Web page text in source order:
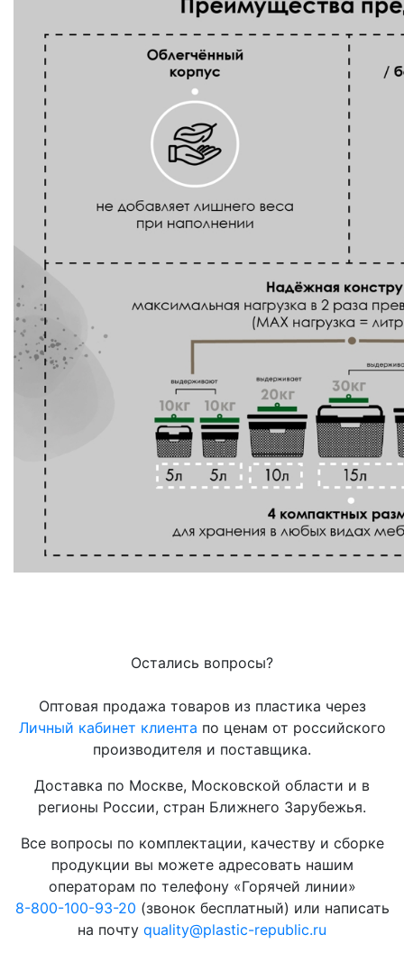
Остались вопросы?
Оптовая продажа товаров из пластика через
Личный кабинет клиента по ценам от российского
производителя и поставщика.
Доставка по Москве, Московской области и в
регионы России, стран Ближнего Зарубежья.
Все вопросы по комплектации, качеству и сборке
продукции вы можете адресовать нашим
операторам по телефону «Горячей линии»
8-800-100-93-20 (звонок бесплатный) или написать
на почту quality@plastic-republic.ru